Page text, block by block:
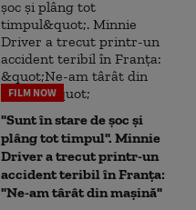
FILM NOW
"Sunt în stare de șoc și
plâng tot timpul". Minnie
Driver a trecut printr-un
accident teribil în Franța:
"Ne-am târât din mașină"